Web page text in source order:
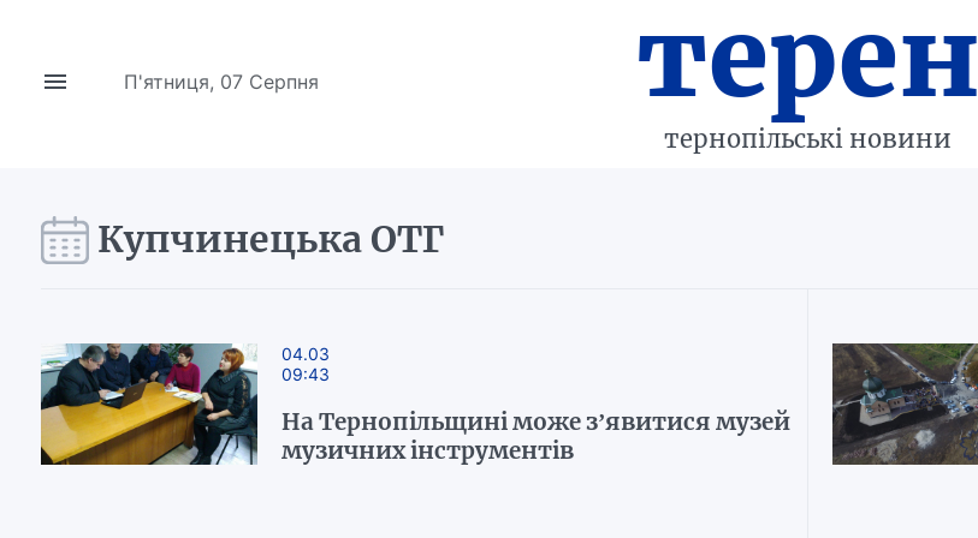
П'ятниця, 07 Серпня терен
тернопільські новини
Купчинецька ОТГ
04.03
09:43
На Тернопільщині може з’явитися музей
музичних інструментів